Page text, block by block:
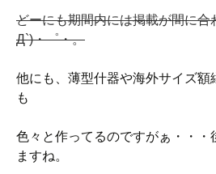
どーにも期間内には掲載が間に合
Д`)・゜・。
他にも、薄型什器や海外サイズ額
も
色々と作ってるのですがぁ・・・
ますね。